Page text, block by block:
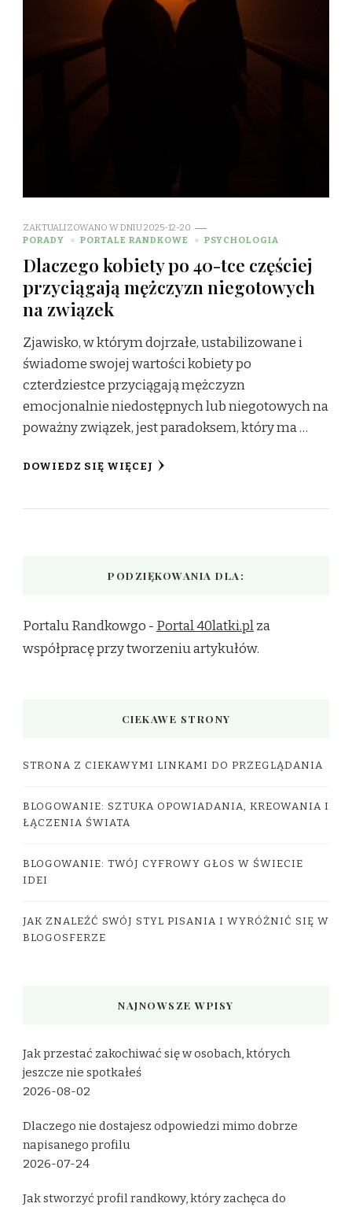
ZAKTUALIZOWANO W DNIU2025-12-20
PORADY
PORTALE RANDKOWE PSYCHOLOGIA
Dlaczego kobiety po 40-tce częściej
przyciągają mężczyzn niegotowych
na związek
Zjawisko, w którym dojrzałe, ustabilizowane i
świadome swojej wartości kobiety po
czterdziestce przyciągają mężczyzn
emocjonalnie niedostępnych lub niegotowych na
poważny związek, jest paradoksem, który ma …
DOWIEDZ SIĘ WIĘCEJ
PODZIĘKOWANIA DLA:
Portalu Randkowgo - Portal 40latki.plza
współpracę przy tworzeniu artykułów.
CIEKAWE STRONY
STRONA Z CIEKAWYMI LINKAMI DO PRZEGLĄDANIA
BLOGOWANIE: SZTUKA OPOWIADANIA, KREOWANIA I
ŁĄCZENIA ŚWIATA
BLOGOWANIE: TWÓJ CYFROWY GŁOS W ŚWIECIE
IDEI
JAK ZNALEŹĆ SWÓJ STYL PISANIA I WYRÓŻNIĆ SIĘ W
BLOGOSFERZE
NAJNOWSZE WPISY
Jak przestać zakochiwać się w osobach, których
jeszcze nie spotkałeś
2026-08-02
Dlaczego nie dostajesz odpowiedzi mimo dobrze
napisanego profilu
2026-07-24
Jak stworzyć profil randkowy, który zachęca do